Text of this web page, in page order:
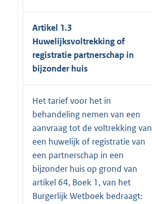
Artikel 1.3
Huwelijksvoltrekking of
registratie partnerschap in
bijzonder huis
Het tarief voor het in
behandeling nemen van een
aanvraag tot de voltrekking van
een huwelijk of registratie van
een partnerschap in een
bijzonder huis op grond van
artikel 64, Boek 1, van het
Burgerlijk Wetboek bedraagt: